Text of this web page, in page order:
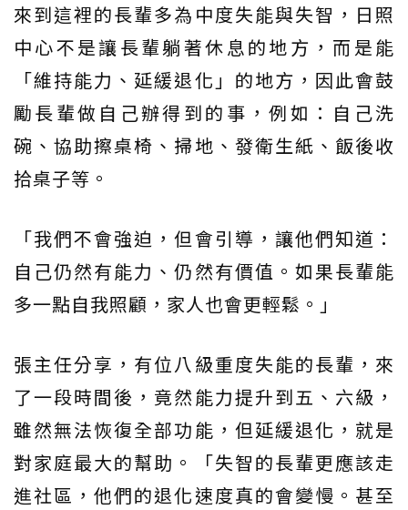
來到這裡的長輩多為中度失能與失智，日照
中心不是讓長輩躺著休息的地方，而是能
「維持能力、延緩退化」的地方，因此會鼓
勵長輩做自己辦得到的事，例如：自己洗
碗、協助擦桌椅、掃地、發衛生紙、飯後收
拾桌子等。
「我們不會強迫，但會引導，讓他們知道：
自己仍然有能力、仍然有價值。如果長輩能
多一點自我照顧，家人也會更輕鬆。」
張主任分享，有位八級重度失能的長輩，來
了一段時間後，竟然能力提升到五、六級，
雖然無法恢復全部功能，但延緩退化，就是
對家庭最大的幫助。「失智的長輩更應該走
進社區，他們的退化速度真的會變慢。甚至